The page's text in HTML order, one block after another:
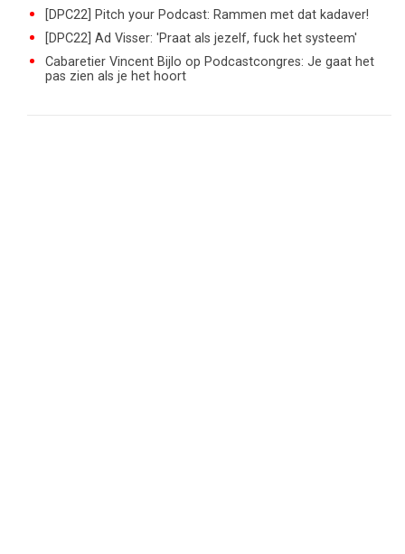
[DPC22] Pitch your Podcast: Rammen met dat kadaver!
[DPC22] Ad Visser: 'Praat als jezelf, fuck het systeem'
Cabaretier Vincent Bijlo op Podcastcongres: Je gaat het
pas zien als je het hoort